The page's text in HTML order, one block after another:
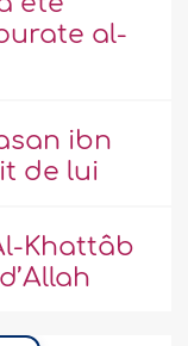
al-
ibn
de lui
Khattâb